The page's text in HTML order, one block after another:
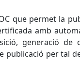
que permet la
amb
generació de
publicació per tal